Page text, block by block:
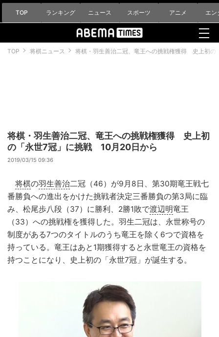
TOP ランキング ニュース スポーツ アニメ エン
TOP 将棋ニュース 将棋・羽生善治二冠、竜王への挑戦権獲得 史上初
将棋・羽生善治二冠、竜王への挑戦権獲得 史上初
の「永世7冠」に挑戦 10月20日から
2019/03/15 09:36
将棋の羽生善治二冠（46）が9月8日、第30期竜王戦七
番勝負への進出をかけた挑戦者決定三番勝負の第3局に臨
み、松尾歩八段（37）に勝利、2勝1敗で渡辺明竜王
（33）への挑戦権を獲得した。羽生二冠は、永世称号の
制度がある7つのタイトルのうち竜王を除く6つで資格を
持っている。竜王はあと1期獲得すると永世竜王の資格を
持つことになり、史上初の「永世7冠」が誕生する。